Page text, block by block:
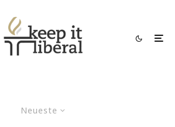
Neueste